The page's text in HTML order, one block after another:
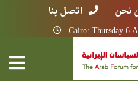
نحن اتصل بنا
Cairo: Thursday 6